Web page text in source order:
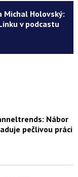
Holovský:
v podcastu
Nábor
pečlivou práci